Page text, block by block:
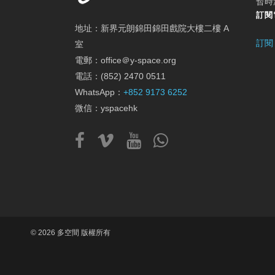
地址：新界元朗錦田錦田戲院大樓二樓 A
室
電郵：office＠y-space.org
電話：(852) 2470 0511
WhatsApp： +852 9173 6252
微信：yspacehk
訂閱
訂閱
© 2026 多空間 版權所有